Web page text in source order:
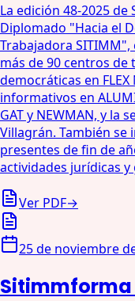
La edición 48-2025 de
Diplomado "Hacia el
Trabajadora
más de 90 centros de
democráticas en FLEX
informativos en
GAT y NEWMAN, y la
Villagrán. También
presentes de fin de
actividades jurídicas
Ver PDF→
25 de noviembre
Sitimmforma